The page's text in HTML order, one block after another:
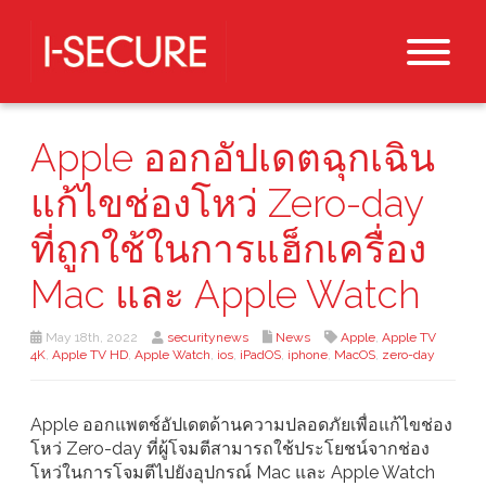
Apple ออกอัปเดตฉุกเฉิน
แก้ไขช่องโหว่ Zero-day
ที่ถูกใช้ในการแฮ็กเครื่อง
Mac และ Apple Watch
May 18th, 2022 securitynews News Apple, Apple TV
4K, Apple TV HD, Apple Watch, ios, iPadOS, iphone, MacOS, zero-day
Apple ออกแพตช์อัปเดตด้านความปลอดภัยเพื่อแก้ไขช่อง
โหว่ Zero-day ที่ผู้โจมตีสามารถใช้ประโยชน์จากช่อง
โหว่ในการโจมตีไปยังอุปกรณ์ Mac และ Apple Watch